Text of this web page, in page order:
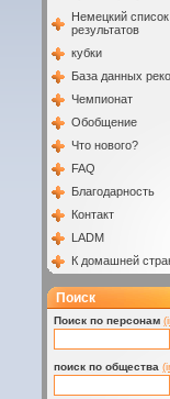
Немецкий
результатов
кубки
База данных
Чемпионат
Обобщение
Что нового?
FAQ
Благодарность
Контакт
LADM
К домашней
Поиск
Поиск по персонам
поиск по общества